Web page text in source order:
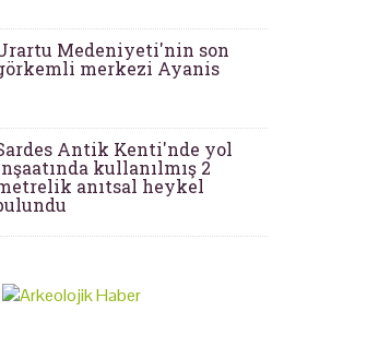
Medeniyeti'nin son
merkezi Ayanis
Antik Kenti'nde yol
kullanılmış 2
anıtsal heykel